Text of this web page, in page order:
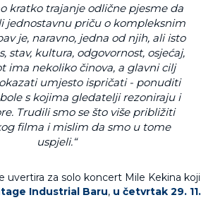
kratko trajanje odlične pjesme da
jednostavnu priču o kompleksnim
je, naravno, jedna od njih, ali isto
stav, kultura, odgovornost, osjećaj,
ima nekoliko činova, a glavni cilj
umjesto ispričati - ponuditi
s kojima gledatelji rezoniraju i
Trudili smo se što više približiti
filma i mislim da smo u tome
uspjeli.“
uvertira za solo koncert Mile Kekina koji
Industrial Baru, u četvrtak 29. 11.